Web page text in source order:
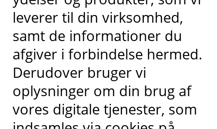
leverer til din virksomhed,
samt de informationer du
afgiver i forbindelse hermed.
Derudover bruger vi
oplysninger om din brug af
vores digitale tjenester, som